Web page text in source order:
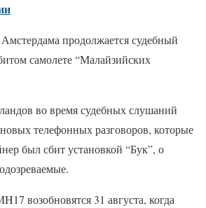
продолжается судебный
самолете “Малайзийских
во время судебных слушаний
телефонных разговоров, которые
был сбит установкой “Бук”, о
возобновятся 31 августа, когда